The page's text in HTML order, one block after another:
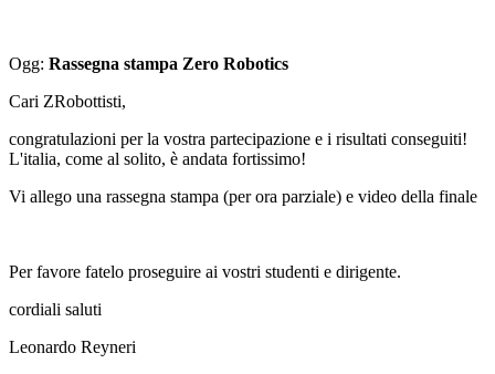
Ogg: Rassegna stampa Zero Robotics
Cari ZRobottisti,
congratulazioni per la vostra partecipazione e i risultati conseguiti!
L'italia, come al solito, è andata fortissimo!
Vi allego una rassegna stampa (per ora parziale) e video della finale
Per favore fatelo proseguire ai vostri studenti e dirigente.
cordiali saluti
Leonardo Reyneri